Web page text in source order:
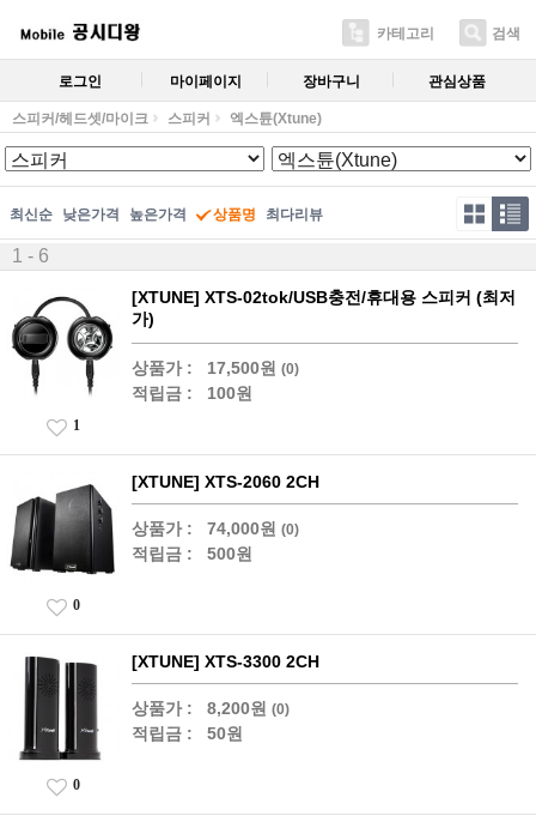
카테고리 검색
로그인 마이페이지 장바구니 관심상품
스피커/헤드셋/마이크 스피커 엑스튠(Xtune)
최신순 낮은가격 높은가격 상품명 최다리뷰
1 - 6
[XTUNE] XTS-02tok/USB충전/휴대용 스피커 (최저
가)
상품가 : 17,500원 (0)
적립금 : 100원
1
[XTUNE] XTS-2060 2CH
상품가 : 74,000원 (0)
적립금 : 500원
0
[XTUNE] XTS-3300 2CH
상품가 : 8,200원 (0)
적립금 : 50원
0